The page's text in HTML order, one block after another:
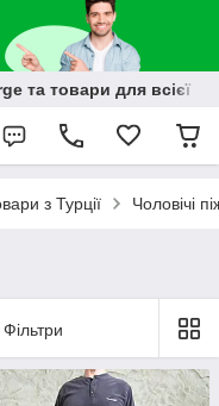
та товари для всієї
з Турції Чоловічі
Фільтри